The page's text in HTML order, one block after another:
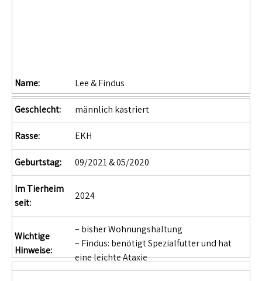
Name: Lee & Findus
Geschlecht: männlich kastriert
Rasse: EKH
Geburtstag: 09/2021 & 05/2020
Im Tierheim
seit:
2024
Wichtige
Hinweise:
– bisher Wohnungshaltung
– Findus: benötigt Spezialfutter und hat
eine leichte Ataxie